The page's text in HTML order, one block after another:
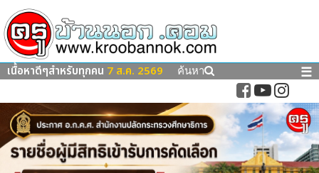
เนื้อหาดีๆสำหรับทุกคน 7 ส.ค. 2569 ค้นหา ☰